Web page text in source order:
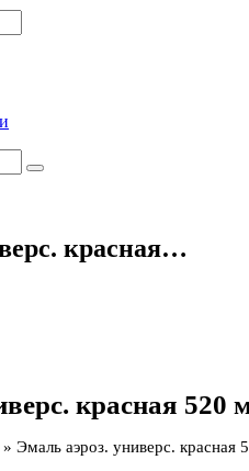
красная…
красная 520
» Эмаль аэроз. универс. красная